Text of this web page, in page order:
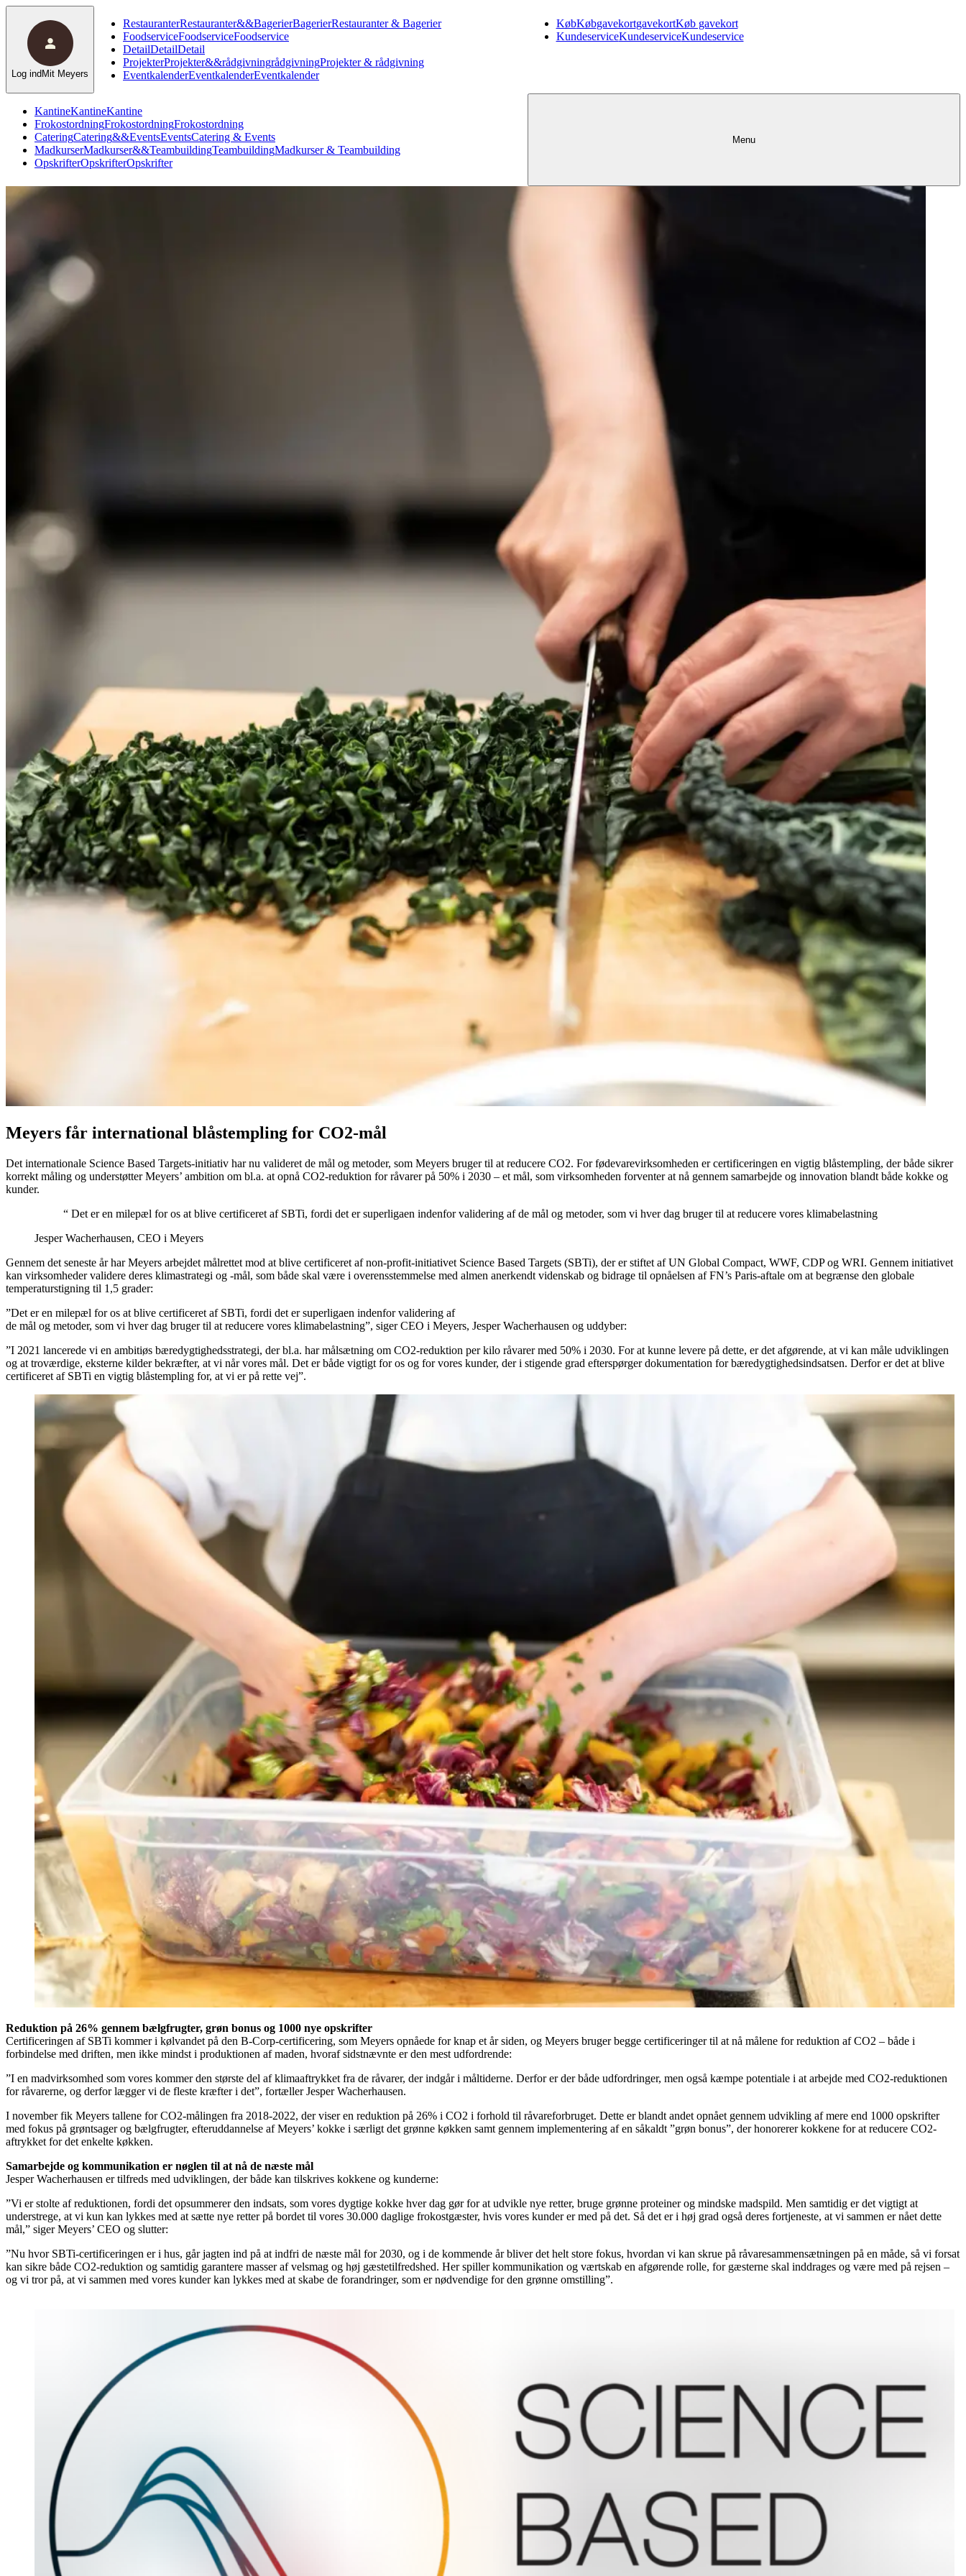
KantineKantineKantine
FrokostordningFrokostordningFrokostordning
CateringCatering&&EventsEventsCatering & Events
MadkurserMadkurser&&TeambuildingTeambuildingMadkurser & Teambuilding
OpskrifterOpskrifterOpskrifter
RestauranterRestauranter&&BagerierBagerierRestauranter & Bagerier
FoodserviceFoodserviceFoodservice
DetailDetailDetail
ProjekterProjekter&&rådgivningrådgivningProjekter & rådgivning
EventkalenderEventkalenderEventkalender
KøbKøbgavekortgavekortKøb gavekort
KundeserviceKundeserviceKundeservice
Log ind Mit Meyers
Menu
Meyers får international blåstempling for CO2-mål
Det internationale Science Based Targets-initiativ har nu valideret de mål og metoder, som Meyers bruger til at reducere CO2. For fødevarevirksomheden er certificeringen en vigtig blåstempling, der både sikrer
korrekt måling og understøtter Meyers’ ambition om bl.a. at opnå CO2-reduktion for råvarer på 50% i 2030 – et mål, som virksomheden forventer at nå gennem samarbejde og innovation blandt både kokke og
kunder.
“ Det er en milepæl for os at blive certificeret af SBTi, fordi det er superligaen indenfor validering af de mål og metoder, som vi hver dag bruger til at reducere vores klimabelastning
Jesper Wacherhausen, CEO i Meyers
Gennem det seneste år har Meyers arbejdet målrettet mod at blive certificeret af non-profit-initiativet Science Based Targets (SBTi), der er stiftet af UN Global Compact, WWF, CDP og WRI. Gennem initiativet
kan virksomheder validere deres klimastrategi og -mål, som både skal være i overensstemmelse med almen anerkendt videnskab og bidrage til opnåelsen af FN’s Paris-aftale om at begrænse den globale
temperaturstigning til 1,5 grader:
”Det er en milepæl for os at blive certificeret af SBTi, fordi det er superligaen indenfor validering af
de mål og metoder, som vi hver dag bruger til at reducere vores klimabelastning”, siger CEO i Meyers, Jesper Wacherhausen og uddyber:
”I 2021 lancerede vi en ambitiøs bæredygtighedsstrategi, der bl.a. har målsætning om CO2-reduktion per kilo råvarer med 50% i 2030. For at kunne levere på dette, er det afgørende, at vi kan måle udviklingen
og at troværdige, eksterne kilder bekræfter, at vi når vores mål. Det er både vigtigt for os og for vores kunder, der i stigende grad efterspørger dokumentation for bæredygtighedsindsatsen. Derfor er det at blive
certificeret af SBTi en vigtig blåstempling for, at vi er på rette vej”.
Reduktion på 26% gennem bælgfrugter, grøn bonus og 1000 nye opskrifter
Certificeringen af SBTi kommer i kølvandet på den B-Corp-certificering, som Meyers opnåede for knap et år siden, og Meyers bruger begge certificeringer til at nå målene for reduktion af CO2 – både i
forbindelse med driften, men ikke mindst i produktionen af maden, hvoraf sidstnævnte er den mest udfordrende:
”I en madvirksomhed som vores kommer den største del af klimaaftrykket fra de råvarer, der indgår i måltiderne. Derfor er der både udfordringer, men også kæmpe potentiale i at arbejde med CO2-reduktionen
for råvarerne, og derfor lægger vi de fleste kræfter i det”, fortæller Jesper Wacherhausen.
I november fik Meyers tallene for CO2-målingen fra 2018-2022, der viser en reduktion på 26% i CO2 i forhold til råvareforbruget. Dette er blandt andet opnået gennem udvikling af mere end 1000 opskrifter
med fokus på grøntsager og bælgfrugter, efteruddannelse af Meyers’ kokke i særligt det grønne køkken samt gennem implementering af en såkaldt ”grøn bonus”, der honorerer kokkene for at reducere CO2-
aftrykket for det enkelte køkken.
Samarbejde og kommunikation er nøglen til at nå de næste mål
Jesper Wacherhausen er tilfreds med udviklingen, der både kan tilskrives kokkene og kunderne:
”Vi er stolte af reduktionen, fordi det opsummerer den indsats, som vores dygtige kokke hver dag gør for at udvikle nye retter, bruge grønne proteiner og mindske madspild. Men samtidig er det vigtigt at
understrege, at vi kun kan lykkes med at sætte nye retter på bordet til vores 30.000 daglige frokostgæster, hvis vores kunder er med på det. Så det er i høj grad også deres fortjeneste, at vi sammen er nået dette
mål,” siger Meyers’ CEO og slutter:
”Nu hvor SBTi-certificeringen er i hus, går jagten ind på at indfri de næste mål for 2030, og i de kommende år bliver det helt store fokus, hvordan vi kan skrue på råvaresammensætningen på en måde, så vi forsat
kan sikre både CO2-reduktion og samtidig garantere masser af velsmag og høj gæstetilfredshed. Her spiller kommunikation og værtskab en afgørende rolle, for gæsterne skal inddrages og være med på rejsen –
og vi tror på, at vi sammen med vores kunder kan lykkes med at skabe de forandringer, som er nødvendige for den grønne omstilling”.